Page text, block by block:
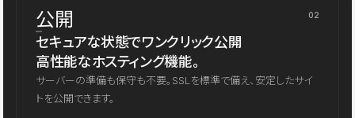
公開 02
セキュアな状態でワンクリック公開
高性能なホスティング機能。
サーバーの準備も保守も不要。SSLを標準で備え、安定したサイ
トを公開できます。